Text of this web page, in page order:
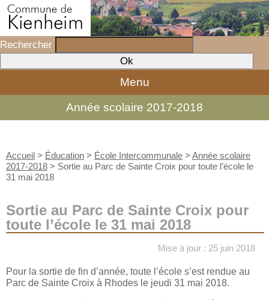
Rechercher
Menu
Année scolaire 2017-2018
Accueil > Éducation > École Intercommunale > Année scolaire
2017-2018 > Sortie au Parc de Sainte Croix pour toute l’école le
31 mai 2018
Sortie au Parc de Sainte Croix pour
toute l’école le 31 mai 2018
Mise à jour : 25 juin 2018
Pour la sortie de fin d’année, toute l’école s’est rendue au
Parc de Sainte Croix à Rhodes le jeudi 31 mai 2018.